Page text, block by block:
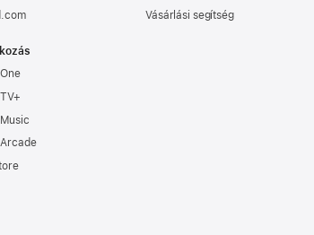
Vásárlási segítség